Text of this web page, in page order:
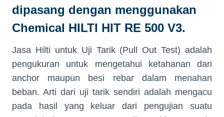
dipasang dengan menggunakan
Chemical HILTI HIT RE 500 V3.
Jasa Hilti untuk Uji Tarik (Pull Out Test) adalah
pengukuran untuk mengetahui ketahanan dari
anchor maupun besi rebar dalam menahan
beban. Arti dari uji tarik sendiri adalah mengacu
pada hasil yang keluar dari pengujian suatu